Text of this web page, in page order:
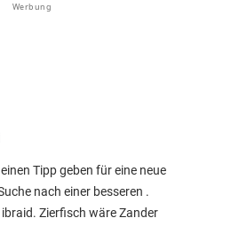
Werbung
Tipp geben für eine neue
nach einer besseren .
Zierfisch wäre Zander